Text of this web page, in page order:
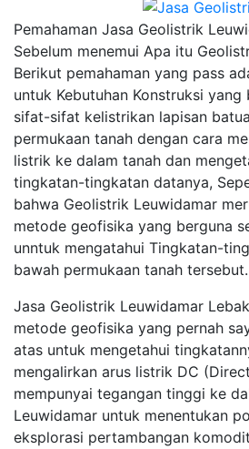
Pemahaman Jasa Geolistrik
Sebelum menemui Apa itu
Berikut pemahaman yang pass
untuk Kebutuhan Konstruksi
sifat-sifat kelistrikan lapisan
permukaan tanah dengan cara
listrik ke dalam tanah dan
tingkatan-tingkatan datanya,
bahwa Geolistrik Leuwidamar
metode geofisika yang berguna
unntuk mengatahui Tingkatan-
bawah permukaan tanah tersebut.
Jasa Geolistrik Leuwidamar
metode geofisika yang pernah
atas untuk mengetahui
mengalirkan arus listrik DC
mempunyai tegangan tinggi ke
Leuwidamar untuk menentukan
eksplorasi pertambangan